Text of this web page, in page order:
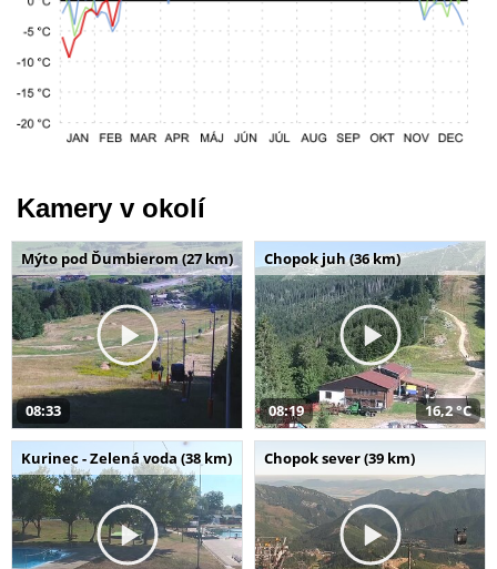
Kamery v okolí
Mýto pod Ďumbierom (27 km)
08:33
Chopok juh (36 km)
08:19 16,2 °C
Kurinec - Zelená voda (38 km) Chopok sever (39 km)